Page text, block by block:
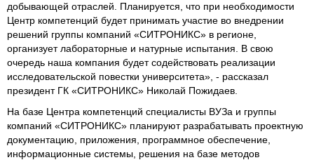
добывающей отраслей. Планируется, что при необходимости
Центр компетенций будет принимать участие во внедрении
решений группы компаний «СИТРОНИКС» в регионе,
организует лабораторные и натурные испытания. В свою
очередь наша компания будет содействовать реализации
исследовательской повестки университета», - рассказал
президент ГК «СИТРОНИКС» Николай Пожидаев.
На базе Центра компетенций специалисты ВУЗа и группы
компаний «СИТРОНИКС» планируют разрабатывать проектную
документацию, приложения, программное обеспечение,
информационные системы, решения на базе методов